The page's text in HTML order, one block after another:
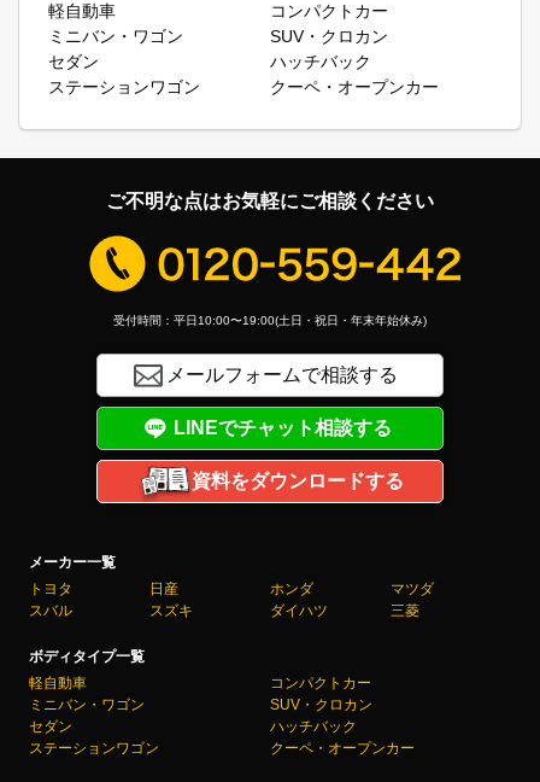
ますが、日産のミニバンは安定した人気を誇り、ミニバンの定番的
な存在として君臨しています。ミニバンに求められる広い室内空間
を実現し、3列目シートでも大人がゆったりくつろげるなどミニバ
ンとしての基本性能を大切にしているのが日産の強みでしょう。
初となる新技術プロパイロット（同一車線自動運転システム）を導
ます。カーリースカルモくんならではのお得な日産のミニバン・ワ
ゴンのカーリース、ぜひご検討ください。
軽自動車
コンパクトカー
ミニバン・ワゴン
SUV・クロカン
セダン
ハッチバック
ステーションワゴン
クーペ・オープンカー
メーカー一覧
トヨタ
日産 ホンダ
マツダ
スバル
スズキ ダイハツ 三菱
ボディタイプ一覧
軽自動車
コンパクトカー
ミニバン・ワゴン
SUV・クロカン
セダン
ハッチバック
ステーションワゴン
クーペ・オープンカー
ご不明な点はお気軽にご相談ください
受付時間：平日10:00〜19:00(土日・祝日・年末年始休み)
メールフォームで相談する
LINEでチャット相談する
資料をダウンロードする